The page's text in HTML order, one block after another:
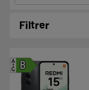
Filtrer
B
A
G